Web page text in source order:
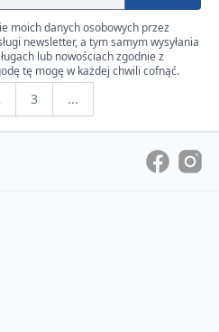
moich danych osobowych przez
newsletter, a tym samym wysyłania
lub nowościach zgodnie z
tę mogę w każdej chwili cofnąć.
3 ...